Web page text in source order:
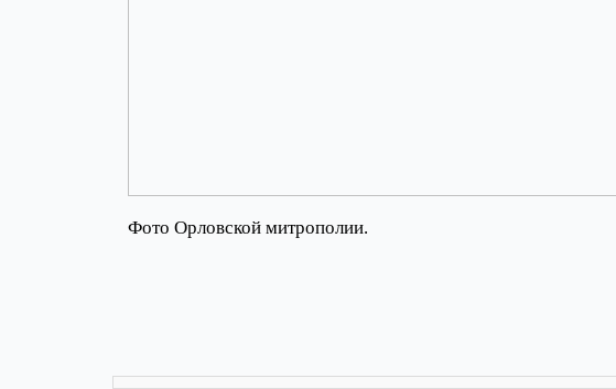
Фото Орловской митрополии.